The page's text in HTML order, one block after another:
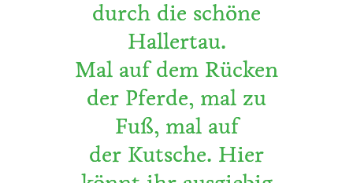
durch die schöne
Hallertau.
Mal auf dem Rücken
der Pferde, mal zu
Fuß, mal auf
der Kutsche. Hier